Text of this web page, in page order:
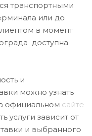
транспортными
или до
в момент
доступна
и
можно узнать
официальном сайте
услуги зависит от
и выбранного